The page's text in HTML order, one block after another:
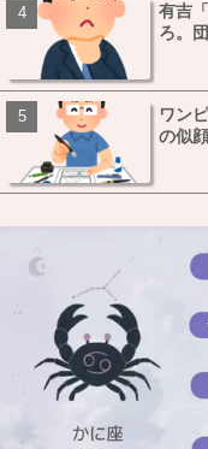
有吉
ろ。
ワン
の似